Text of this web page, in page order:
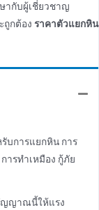
ากับผู้เชี่ยวชาญ
ถูกต้อง ราคาตัวแยกหิน
รับการแยกหิน การ
ารทําเหมือง กู้ภัย
ญญาณนี้ให้แรง